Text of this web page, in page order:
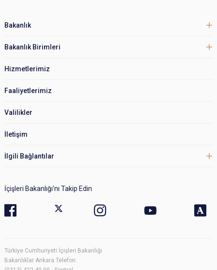
Bakanlık
Bakanlık Birimleri
Hizmetlerimiz
Faaliyetlerimiz
Valilikler
İletişim
İlgili Bağlantılar
İçişleri Bakanlığı’nı Takip Edin
Türkiye Cumhuriyeti İçişleri Bakanlığı
Bakanlıklar Ankara Telefon: